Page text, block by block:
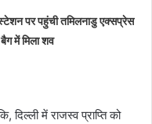
पर पहुंची तमिलनाडु एक्सप्रेस
में मिला शव
दिल्ली में राजस्व प्राप्ति को